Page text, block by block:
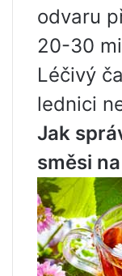
odvaru
20-30
Léčivý
lednici
Jak
směsi